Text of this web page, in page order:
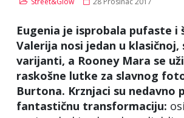
Eugenia je isprobala pufaste i
Valerija nosi jedan u klasičnoj,
varijanti, a Rooney Mara se
raskošne lutke za slavnog
Burtona. Krznjaci su nedavno
fantastičnu transformaciju: